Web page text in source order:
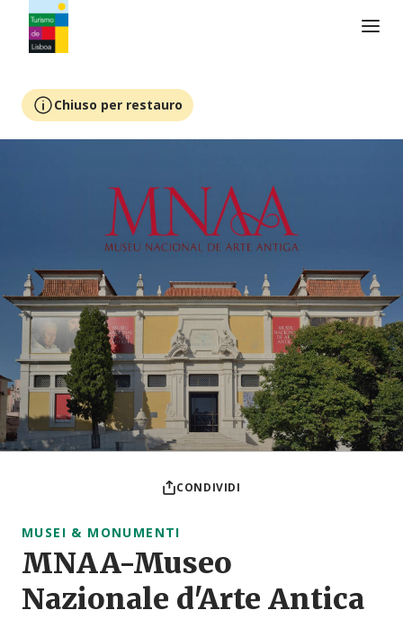
Chiuso per restauro
CONDIVIDI
MUSEI & MONUMENTI
MNAA-Museo
Nazionale d'Arte Antica